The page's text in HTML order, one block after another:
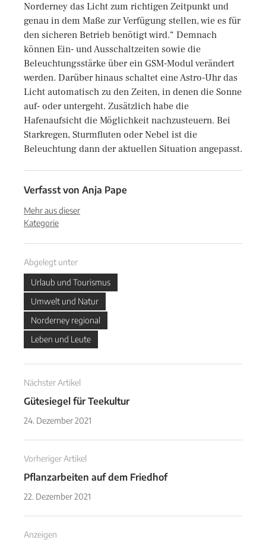
Norderney das Licht zum richtigen Zeitpunkt und
genau in dem Maße zur Verfügung stellen, wie es für
den sicheren Betrieb benötigt wird.“ Demnach
können Ein- und Ausschaltzeiten sowie die
Beleuchtungsstärke über ein GSM-Modul verändert
werden. Darüber hinaus schaltet eine Astro-Uhr das
Licht automatisch zu den Zeiten, in denen die Sonne
auf- oder untergeht. Zusätzlich habe die
Hafenaufsicht die Möglichkeit nachzusteuern. Bei
Starkregen, Sturmfluten oder Nebel ist die
Beleuchtung dann der aktuellen Situation angepasst.
Verfasst von Anja Pape
Mehr aus dieser
Kategorie
Abgelegt unter
Urlaub und Tourismus
Umwelt und Natur
Norderney regional
Leben und Leute
Nächster Artikel
Gütesiegel für Teekultur
24. Dezember 2021
Vorheriger Artikel
Pflanzarbeiten auf dem Friedhof
22. Dezember 2021
Anzeigen